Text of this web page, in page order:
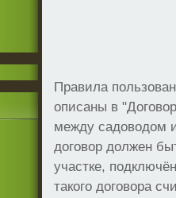
Правила
описаны в
между садоводом
договор должен
участке,
такого договора